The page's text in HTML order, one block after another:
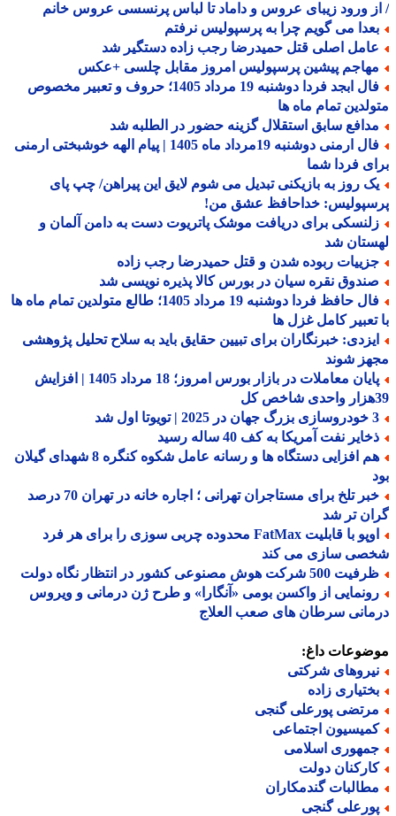
ورود زیبای عروس و داماد تا لباس پرنسسی عروس خانم
می گویم چرا به پرسپولیس نرفتم
اصلی قتل حمیدرضا رجب زاده دستگیر شد
پیشین پرسپولیس امروز مقابل چلسی +عکس
فال ابجد فردا دوشنبه 19 مرداد 1405؛ حروف و تعبیر مخصوص
تمام ماه ها
سابق استقلال گزینه حضور در الطلبه شد
فال ارمنی دوشنبه 19مرداد ماه 1405 | پیام الهه خوشبختی ارمنی
فردا شما
روز به بازیکنی تبدیل می شوم لایق این پیراهن/ چپ پای
خداحافظ عشق من!
برای دریافت موشک پاتریوت دست به دامن آلمان و
شد
ربوده شدن و قتل حمیدرضا رجب زاده
نقره سیان در بورس کالا پذیره نویسی شد
فال حافظ فردا دوشنبه 19 مرداد 1405؛ طالع متولدین تمام ماه ها
کامل غزل ها
خبرنگاران برای تبیین حقایق باید به سلاح تحلیل پژوهشی
شوند
پایان معاملات در بازار بورس امروز؛ 18 مرداد 1405 | افزایش
نفت آمریکا به کف 40 ساله رسید
هم افزایی دستگاه ها و رسانه عامل شکوه کنگره 8 شهدای گیلان
خبر تلخ برای مستاجران تهرانی ؛ اجاره خانه در تهران 70 درصد
تر شد
اوپو با قابلیت FatMax محدوده چربی سوزی را برای هر فرد
سازی می کند
شرکت هوش مصنوعی کشور در انتظار نگاه دولت
از واکسن بومی «آنگارا» و طرح ژن درمانی و ویروس
سرطان های صعب العلاج
داغ:
شرکتی
زاده
پورعلی گنجی
اجتماعی
اسلامی
دولت
گندمکاران
گنجی